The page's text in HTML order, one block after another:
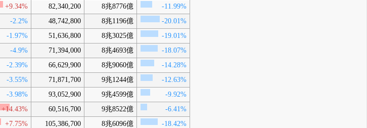
+9.34% 82,340,200 8兆8776億
-11.99%
-2.2% 48,742,800 8兆1196億
-20.01%
-1.97% 51,636,800 8兆3025億
-19.01%
-4.9% 71,394,000 8兆4693億
-18.07%
-2.39% 66,629,900 8兆9060億
-14.28%
-3.55% 71,871,700 9兆1244億
-12.63%
-3.98% 93,052,900 9兆4599億
-9.92%
+14.43% 60,516,700 9兆8522億
-6.41%
+7.75% 105,386,700 8兆6096億
-18.42%